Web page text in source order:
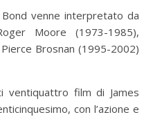
venne interpretato da
Moore (1973-1985),
Brosnan (1995-2002)
ventiquattro film di James
con l’azione e